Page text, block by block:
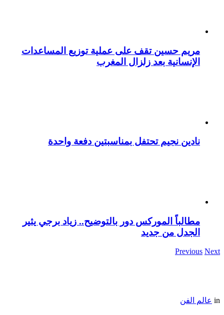
مريم حسين تقف على عملية توزيع المساعدات
الإنسانية بعد زلزال المغرب
نادين نجيم تحتفل بمناسبتين دفعة واحدة
مطالباً الموركس دور بالتوضيح.. زياد برجي يثير
الجدل من جديد
Previous Next
in عالم الفن